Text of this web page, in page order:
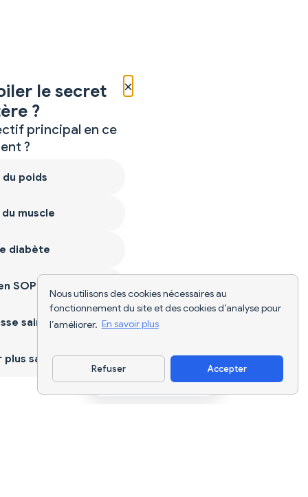
Nous utilisons des cookies nécessaires au
fonctionnement du site et des cookies d’analyse pour
l’améliorer. En savoir plus
Refuser Accepter
Télécharger l'appli
×
le secret
?
principal en ce
?
poids
muscle
diabète
SOPK
saine
sain